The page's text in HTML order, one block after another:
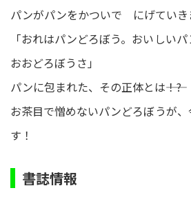
パンがパンをかついで にげていき
「おれはパンどろぼう。おいしい
おおどろぼうさ」
パンに包まれた、その正体とは――！?
お茶目で憎めないパンどろぼうが
す！
書誌情報